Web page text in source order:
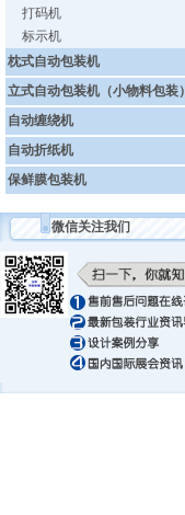
打码机
标示机
枕式自动包装机
立式自动包装机（小物料包装）
自动缠绕机
自动折纸机
保鲜膜包装机
微信关注我们